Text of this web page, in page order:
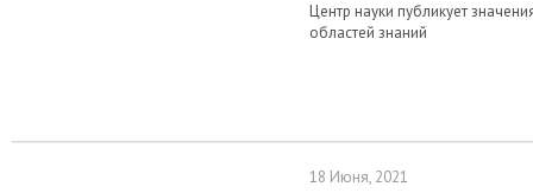
Центр науки публикует
областей знаний
18 Июня, 2021